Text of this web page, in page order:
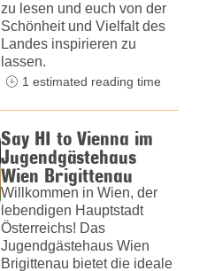
zu lesen und euch von der
Schönheit und Vielfalt des
Landes inspirieren zu
lassen.
1 estimated reading time
Say HI to Vienna im
Jugendgästehaus
Wien Brigittenau
Willkommen in Wien, der
lebendigen Hauptstadt
Österreichs! Das
Jugendgästehaus Wien
Brigittenau bietet die ideale